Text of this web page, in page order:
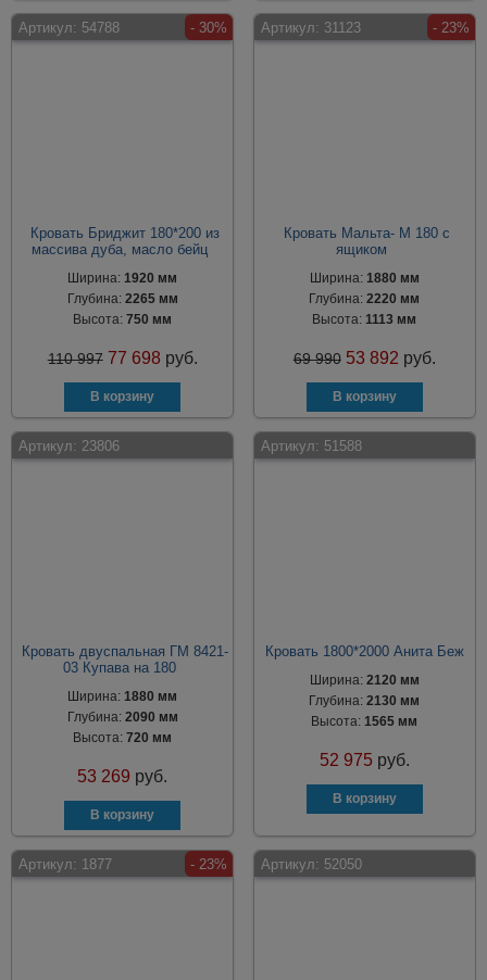
Артикул: 54788 - 30%
Кровать Бриджит 180*200 из
массива дуба, масло бейц
Ширина:1920 мм
Глубина: 2265 мм
Высота:750 мм
110 997 77 698 руб.
Артикул: 31123 - 23%
Кровать Мальта- М 180 с
ящиком
Ширина: 1880 мм
Глубина:2220 мм
Высота:1113 мм
69 990 53 892 руб.
Артикул: 23806
Кровать двуспальная ГМ 8421-
03 Купава на 180
Ширина:1880 мм
Глубина: 2090 мм
Высота:720 мм
53 269 руб.
Артикул: 51588
Кровать 1800*2000 Анита Беж
Ширина: 2120 мм
Глубина:2130 мм
Высота:1565 мм
52 975 руб.
Артикул: 1877 - 23% Артикул: 52050